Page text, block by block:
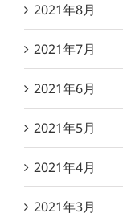
2021年8月
2021年7月
2021年6月
2021年5月
2021年4月
2021年3月